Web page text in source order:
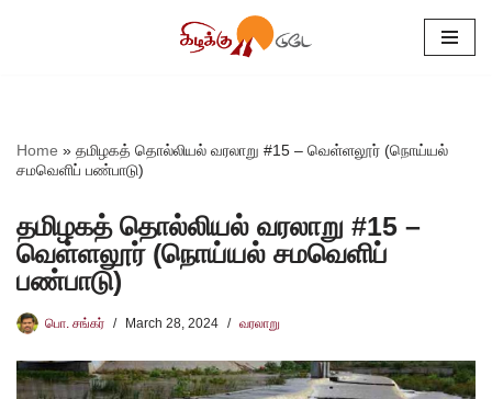
Home » தமிழகத் தொல்லியல் வரலாறு #15 – வெள்ளலூர் (நொய்யல்
சமவெளிப் பண்பாடு)
தமிழகத் தொல்லியல் வரலாறு #15 –
வெள்ளலூர் (நொய்யல் சமவெளிப்
பண்பாடு)
பொ. சங்கர் March 28, 2024 வரலாறு